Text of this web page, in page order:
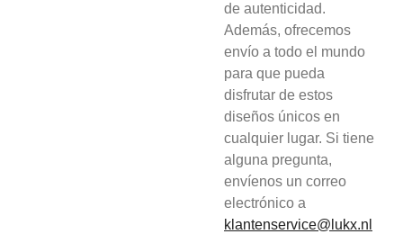
de autenticidad.
Además, ofrecemos
envío a todo el mundo
para que pueda
disfrutar de estos
diseños únicos en
cualquier lugar. Si tiene
alguna pregunta,
envíenos un correo
electrónico a
klantenservice@lukx.nl